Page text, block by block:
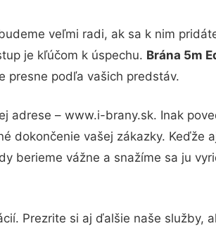
veľmi radi, ak sa k nim
je kľúčom k úspechu. Brána 5m
presne podľa vašich predstáv.
adrese – www.i-brany.sk. Inak
dokončenie vašej zákazky. Keďže
berieme vážne a snažíme sa ju
Prezrite si aj ďalšie naše služby,